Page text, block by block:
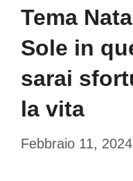
Tema
Sole in
sarai
la vita
Febbraio 11, 2024